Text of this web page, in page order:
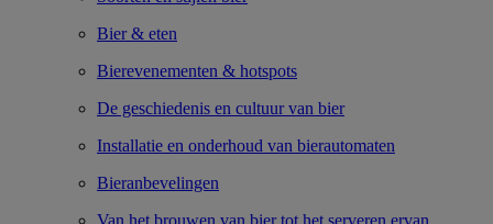
Bier & eten
Bierevenementen & hotspots
De geschiedenis en cultuur van bier
Installatie en onderhoud van bierautomaten
Bieranbevelingen
Van het brouwen van bier tot het serveren ervan